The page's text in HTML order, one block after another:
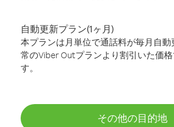
自動更新プラン(1ヶ月)
本プランは月単位で通話料が毎月自動
常のViber Outプランより割引いた価
す。
その他の目的地